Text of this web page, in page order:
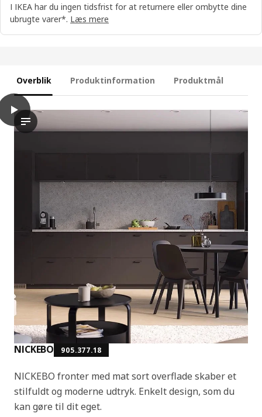
I IKEA har du ingen tidsfrist for at returnere eller ombytte dine
ubrugte varer*. Læs mere
Overblik Produktinformation Produktmål
NICKEBO 905.377.18
NICKEBO fronter med mat sort overflade skaber et
stilfuldt og moderne udtryk. Enkelt design, som du
kan gøre til dit eget.
play
Videoen viser NICKEBO-lågen med et slankt og moderne
NICKEBO Låge, mat overflade antracit, 60x100 cm